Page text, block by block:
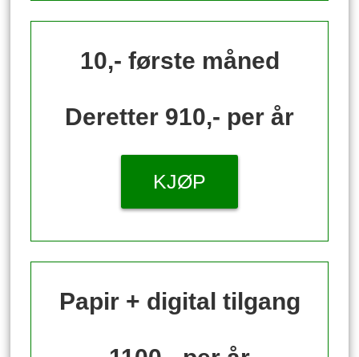
10,- første måned
Deretter 910,- per år
KJØP
Papir + digital tilgang